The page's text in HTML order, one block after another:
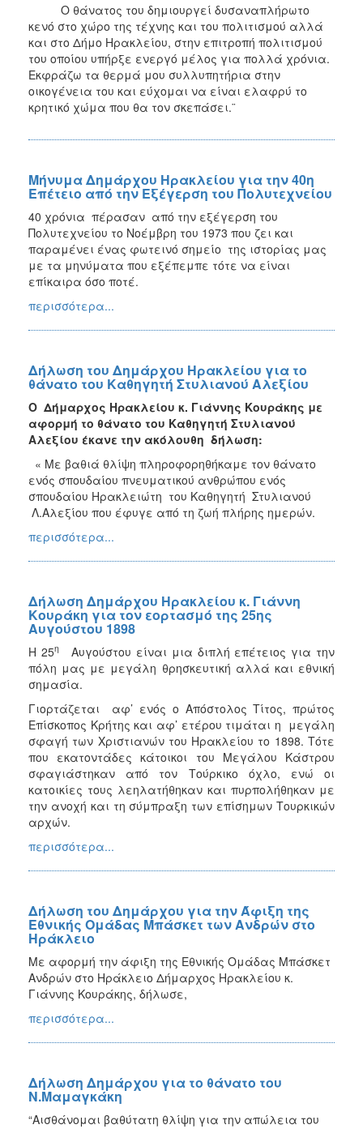
Ο θάνατος του δημιουργεί δυσαναπλήρωτο
κενό στο χώρο της τέχνης και του πολιτισμού αλλά
και στο Δήμο Ηρακλείου, στην επιτροπή πολιτισμού
του οποίου υπήρξε ενεργό μέλος για πολλά χρόνια.
Εκφράζω τα θερμά μου συλλυπητήρια στην
οικογένεια του και εύχομαι να είναι ελαφρύ το
κρητικό χώμα που θα τον σκεπάσει.¨
Μήνυμα Δημάρχου Ηρακλείου για την 40η
Επέτειο από την Εξέγερση του Πολυτεχνείου
40 χρό­νια πέρασαν α­πό την ε­ξέ­γερ­ση του
Πολυτεχνείου το Νο­έμ­βρη του 1973 που ζει και
παραμένει ένας φωτεινό σημείο της ιστορίας μας
με τα μηνύματα που εξέπεμπε τότε να είναι
επίκαιρα όσο ποτέ.
περισσότερα...
Δήλωση του Δημάρχου Ηρακλείου για το
θάνατο του Καθηγητή Στυλιανού Αλεξίου
Ο Δήμαρχος Ηρακλείου κ. Γιάννης Κουράκης με
αφορμή το θάνατο του Καθηγητή Στυλιανού
Αλεξίου έκανε την ακόλουθη δήλωση:
« Με βαθιά θλίψη πληροφορηθήκαμε τον θάνατο
ενός σπουδαίου πνευματικού ανθρώπου ενός
σπουδαίου Ηρακλειώτη του Καθηγητή Στυλιανού
Λ.Αλεξίου που έφυγε από τη ζωή πλήρης ημερών.
περισσότερα...
Δήλωση Δημάρχου Ηρακλείου κ. Γιάννη
Κουράκη για τον εορτασμό της 25ης
Αυγούστου 1898
Η 25η
Αυγούστου είναι μια διπλή επέτειος για την
πόλη μας με μεγάλη θρησκευτική αλλά και εθνική
σημασία.
Γιορτάζεται αφ’ ενός ο Απόστολος Τίτος, πρώτος
Επίσκοπος Κρήτης και αφ’ ετέρου τιμάται η μεγάλη
σφαγή των Χριστιανών του Ηρακλείου το 1898. Τότε
που εκατοντάδες κάτοικοι του Μεγάλου Κάστρου
σφαγιάστηκαν από τον Τούρκικο όχλο, ενώ οι
κατοικίες τους λεηλατήθηκαν και πυρπολήθηκαν με
την ανοχή και τη σύμπραξη των επίσημων Τουρκικών
αρχών.
περισσότερα...
Δήλωση του Δημάρχου για την Άφιξη της
Εθνικής Ομάδας Μπάσκετ των Ανδρών στο
Ηράκλειο
Με αφορμή την άφιξη της Εθνικής Ομάδας Μπάσκετ
Ανδρών στο Ηράκλειο Δήμαρχος Ηρακλείου κ.
Γιάννης Κουράκης, δήλωσε,
περισσότερα...
Δήλωση Δημάρχου για το θάνατο του
Ν.Μαμαγκάκη
“Αισθάνομαι βαθύτατη θλίψη για την απώλεια του